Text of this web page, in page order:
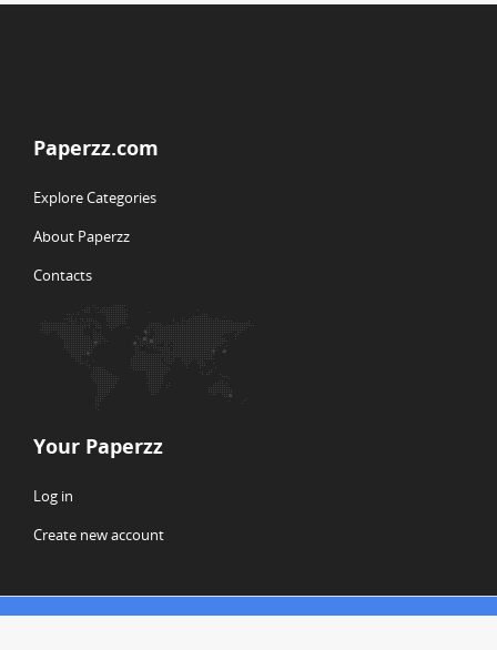
Paperzz.com
Explore Categories
About Paperzz
Contacts
Your Paperzz
Log in
Create new account